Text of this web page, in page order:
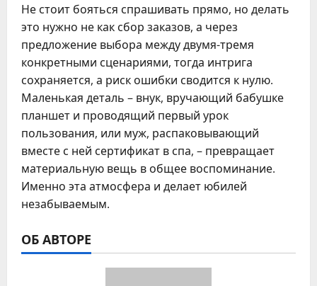
Не стоит бояться спрашивать прямо, но делать
это нужно не как сбор заказов, а через
предложение выбора между двумя-тремя
конкретными сценариями, тогда интрига
сохраняется, а риск ошибки сводится к нулю.
Маленькая деталь – внук, вручающий бабушке
планшет и проводящий первый урок
пользования, или муж, распаковывающий
вместе с ней сертификат в спа, – превращает
материальную вещь в общее воспоминание.
Именно эта атмосфера и делает юбилей
незабываемым.
ОБ АВТОРЕ